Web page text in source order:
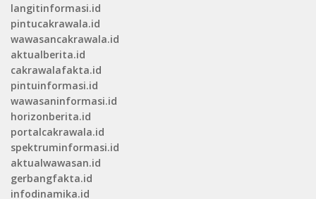
langitinformasi.id
pintucakrawala.id
wawasancakrawala.id
aktualberita.id
cakrawalafakta.id
pintuinformasi.id
wawasaninformasi.id
horizonberita.id
portalcakrawala.id
spektruminformasi.id
aktualwawasan.id
gerbangfakta.id
infodinamika.id